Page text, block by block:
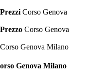
Corso Genova
Corso Genova
Corso Genova Milano
Genova Milano